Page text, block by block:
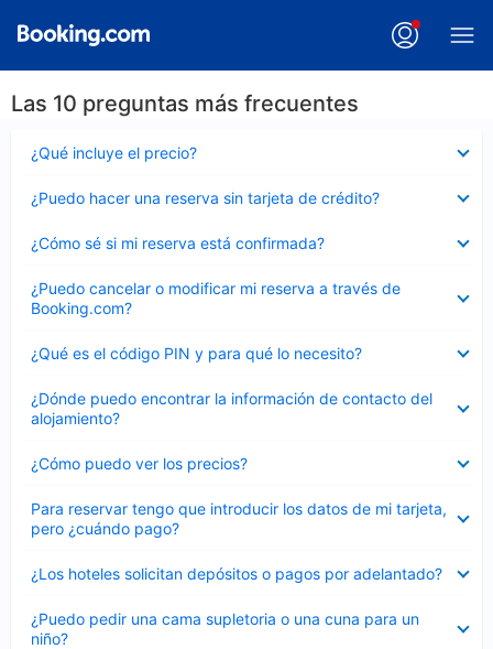
Las 10 preguntas más frecuentes
¿Qué incluye el precio?
cerrado
¿Puedo hacer una reserva sin tarjeta de crédito?
cerrado
¿Cómo sé si mi reserva está confirmada?
cerrado
¿Puedo cancelar o modificar mi reserva a través de
Booking.com?
cerrado
¿Qué es el código PIN y para qué lo necesito?
cerrado
¿Dónde puedo encontrar la información de contacto del
alojamiento?
cerrado
¿Cómo puedo ver los precios?
cerrado
Para reservar tengo que introducir los datos de mi tarjeta,
pero ¿cuándo pago?
cerrado
¿Los hoteles solicitan depósitos o pagos por adelantado?
cerrado
¿Puedo pedir una cama supletoria o una cuna para un
niño?
cerrado